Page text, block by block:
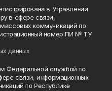
в Управлении
в сфере связи,
коммуникаций по
номер ПИ № ТУ
данных
Федеральной службой по
связи, информационных
по Республике